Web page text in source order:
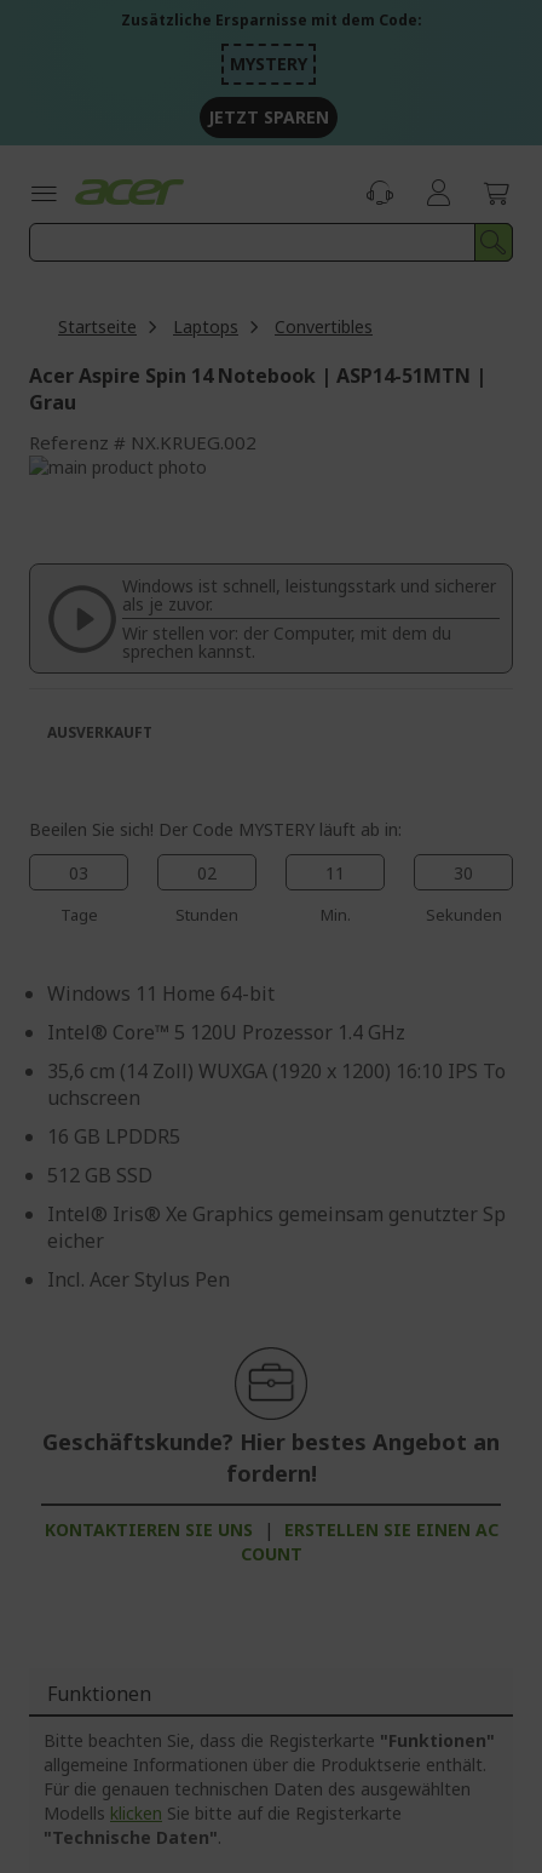
Zusätzliche Ersparnisse mit dem Code:
MYSTERY
JETZT SPAREN
Startseite Laptops Convertibles
Acer Aspire Spin 14 Notebook | ASP14-51MTN |
Grau
Referenz NX.KRUEG.002
Zum
springen
Bildgalerie
springen
Windows ist schnell, leistungsstark und sicherer
als je zuvor.
Wir stellen vor: der Computer, mit dem du
sprechen kannst.
Beeilen Sie sich! Der Code MYSTERY läuft ab in:
03
Tage
02
Stunden
11
Min.
30
Sekunden
Windows 11 Home 64-bit
Intel® Core™ 5 120U Prozessor 1.4 GHz
35,6 cm (14 Zoll) WUXGA (1920 x 1200) 16:10 IPS To
uchscreen
16 GB LPDDR5
512 GB SSD
Intel® Iris® Xe Graphics gemeinsam genutzter Sp
eicher
Incl. Acer Stylus Pen
Geschäftskunde? Hier bestes Angebot an
fordern!
KONTAKTIEREN SIE UNS |
ERSTELLEN SIE EINEN AC
COUNT
AUSVERKAUFT
Funktionen
Bitte beachten Sie, dass die Registerkarte "Funktionen"
allgemeine Informationen über die Produktserie enthält.
Für die genauen technischen Daten des ausgewählten
Modells klicken Sie bitte auf die Registerkarte
"Technische Daten".